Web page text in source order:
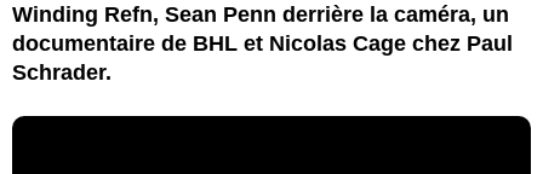
Winding Refn, Sean Penn derrière la caméra, un
documentaire de BHL et Nicolas Cage chez Paul
Schrader.